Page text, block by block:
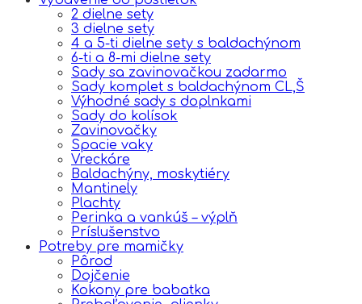
2 dielne sety
3 dielne sety
4 a 5-ti dielne sety s baldachýnom
6-ti a 8-mi dielne sety
Sady sa zavinovačkou zadarmo
Sady komplet s baldachýnom CL,Š
Výhodné sady s doplnkami
Sady do kolísok
Zavinovačky
Spacie vaky
Vreckáre
Baldachýny, moskytiéry
Mantinely
Plachty
Perinka a vankúš – výplň
Príslušenstvo
Potreby pre mamičky
Pôrod
Dojčenie
Kokony pre babatka